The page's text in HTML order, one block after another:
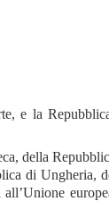
e la
della
di Ungheria,